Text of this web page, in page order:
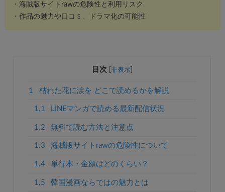
・海賊版サイトrawの危険性と利用リスク
・作品の魅力や口コミ、ドラマ化の可能性
目次 [非表示
1 枯れた花に涙を どこで読めるかを解説
1.1 LINEマンガで読める最新配信状況
1.2 無料で読む方法と注意点
1.3 海賊版サイトrawの危険性について
1.4 単行本・金額はどのくらい？
1.5 韓国漫画ならではの魅力とは